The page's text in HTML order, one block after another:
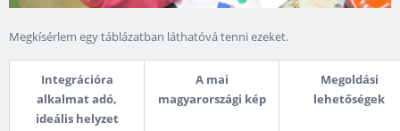
Megkísérlem egy táblázatban láthatóvá tenni ezeket.
Integrációra
alkalmat adó,
ideális helyzet
A mai
magyarországi kép
Megoldási
lehetőségek